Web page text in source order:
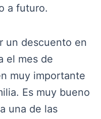
a futuro.
un descuento en
el mes de
muy importante
Es muy bueno
una de las